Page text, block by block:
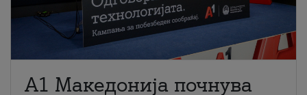
A1 Македонија почнува